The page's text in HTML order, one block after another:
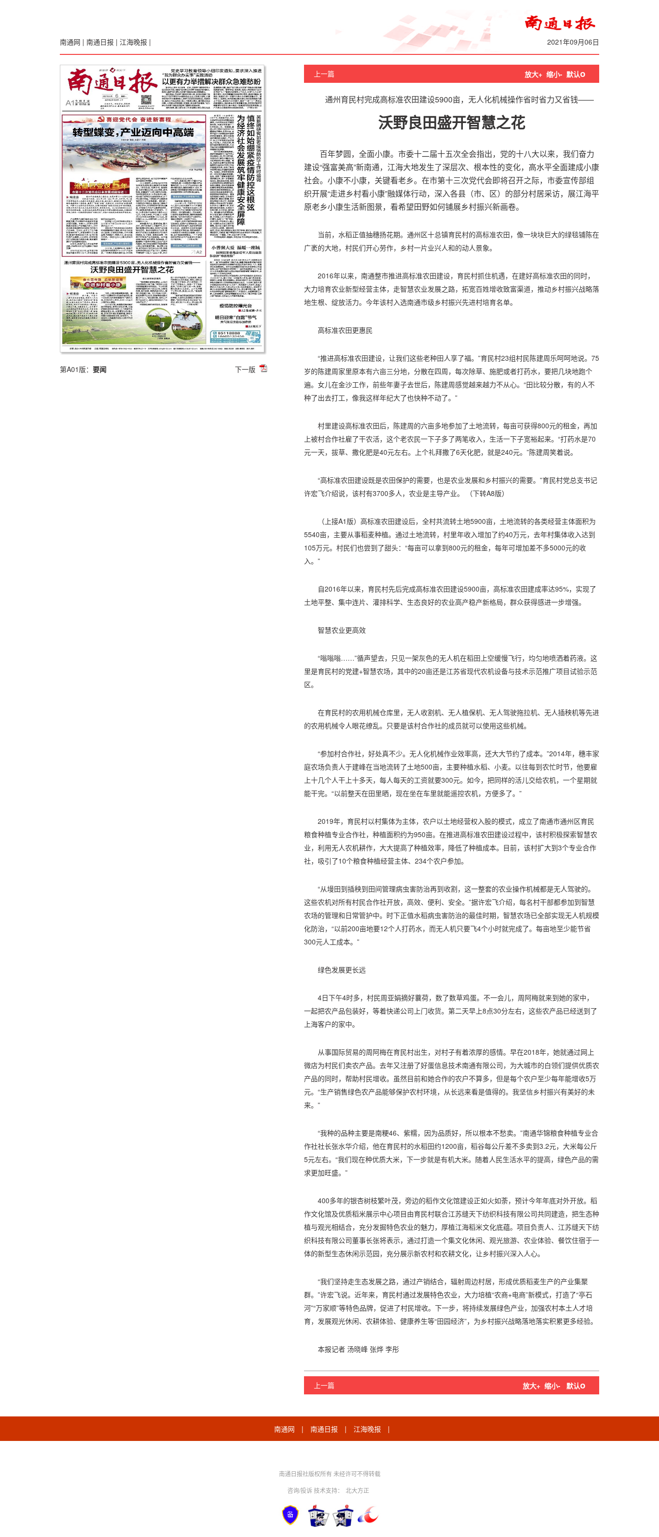
南通网 | 南通日报 | 江海晚报 | 2021年09月06日
第A01版： 要闻 下一版
上一篇 放大+ 缩小- 默认o
通州育民村完成高标准农田建设5900亩，无人化机械操作省时省力又省钱——
沃野良田盛开智慧之花
百年梦圆，全面小康。市委十二届十五次全会指出，党的十八大以来，我们奋力
建设“强富美高”新南通，江海大地发生了深层次、根本性的变化，高水平全面建成小康
社会。小康不小康，关键看老乡。在市第十三次党代会即将召开之际，市委宣传部组
织开展“走进乡村看小康”融媒体行动，深入各县（市、区）的部分村居采访，展江海平
原老乡小康生活新图景，看希望田野如何铺展乡村振兴新画卷。
当前，水稻正值抽穗扬花期。通州区十总镇育民村的高标准农田，像一块块巨大的绿毯铺陈在
广袤的大地，村民们开心劳作，乡村一片业兴人和的动人景象。
2016年以来，南通整市推进高标准农田建设，育民村抓住机遇，在建好高标准农田的同时，
大力培育农业新型经营主体，走智慧农业发展之路，拓宽百姓增收致富渠道，推动乡村振兴战略落
地生根、绽放活力。今年该村入选南通市级乡村振兴先进村培育名单。
高标准农田更惠民
“推进高标准农田建设，让我们这些老种田人享了福。”育民村23组村民陈建周乐呵呵地说。75
岁的陈建周家里原本有六亩三分地，分散在四周，每次除草、施肥或者打药水，要把几块地跑个
遍。女儿在金沙工作，前些年妻子去世后，陈建周感觉越来越力不从心。“田比较分散，有的人不
种了出去打工，像我这样年纪大了也快种不动了。”
村里建设高标准农田后，陈建周的六亩多地参加了土地流转，每亩可获得800元的租金，再加
上被村合作社雇了干农活，这个老农民一下子多了两笔收入，生活一下子宽裕起来。“打药水是70
元一天，拔草、撒化肥是40元左右。上个礼拜撒了6天化肥，就是240元。”陈建周笑着说。
“高标准农田建设既是农田保护的需要，也是农业发展和乡村振兴的需要。”育民村党总支书记
许宏飞介绍说，该村有3700多人，农业是主导产业。 （下转A8版）
（上接A1版）高标准农田建设后，全村共流转土地5900亩，土地流转的各类经营主体面积为
5540亩，主要从事稻麦种植。通过土地流转，村里年收入增加了约40万元，去年村集体收入达到
105万元。村民们也尝到了甜头：“每亩可以拿到800元的租金，每年可增加差不多5000元的收
入。”
自2016年以来，育民村先后完成高标准农田建设5900亩，高标准农田建成率达95%，实现了
土地平整、集中连片、灌排科学、生态良好的农业高产稳产新格局，群众获得感进一步增强。
智慧农业更高效
“嗡嗡嗡……”循声望去，只见一架灰色的无人机在稻田上空缓慢飞行，均匀地喷洒着药液。这
里是育民村的党建+智慧农场，其中的20亩还是江苏省现代农机设备与技术示范推广项目试验示范
区。
在育民村的农用机械仓库里，无人收割机、无人植保机、无人驾驶拖拉机、无人插秧机等先进
的农用机械令人眼花缭乱。只要是该村合作社的成员就可以使用这些机械。
“参加村合作社，好处真不少。无人化机械作业效率高，还大大节约了成本。”2014年，穗丰家
庭农场负责人于建峰在当地流转了土地500亩，主要种植水稻、小麦。以往每到农忙时节，他要雇
上十几个人干上十多天，每人每天的工资就要300元。如今，把同样的活儿交给农机，一个星期就
能干完。“以前整天在田里晒，现在坐在车里就能遥控农机，方便多了。”
2019年，育民村以村集体为主体，农户以土地经营权入股的模式，成立了南通市通州区育民
粮食种植专业合作社，种植面积约为950亩。在推进高标准农田建设过程中，该村积极探索智慧农
业，利用无人农机耕作，大大提高了种植效率，降低了种植成本。目前，该村扩大到3个专业合作
社，吸引了10个粮食种植经营主体、234个农户参加。
“从墁田到插秧到田间管理病虫害防治再到收割，这一整套的农业操作机械都是无人驾驶的。
这些农机对所有村民合作社开放，高效、便利、安全。”据许宏飞介绍，每名村干部都参加到智慧
农场的管理和日常管护中。时下正值水稻病虫害防治的最佳时期，智慧农场已全部实现无人机规模
化防治，“以前200亩地要12个人打药水，而无人机只要飞4个小时就完成了。每亩地至少能节省
300元人工成本。”
绿色发展更长远
4日下午4时多，村民周亚娟摘好蘘荷，数了数草鸡蛋。不一会儿，周阿梅就来到她的家中，
一起把农产品包装好，等着快递公司上门收货。第二天早上8点30分左右，这些农产品已经送到了
上海客户的家中。
从事国际贸易的周阿梅在育民村出生，对村子有着浓厚的感情。早在2018年，她就通过网上
微店为村民们卖农产品。去年又注册了好蛋信息技术南通有限公司，为大城市的白领们提供优质农
产品的同时，帮助村民增收。虽然目前和她合作的农户不算多，但是每个农户至少每年能增收5万
元。“生产销售绿色农产品能够保护农村环境，从长远来看是值得的。我坚信乡村振兴有美好的未
来。”
“我种的品种主要是南粳46、紫糯，因为品质好，所以根本不愁卖。”南通华锦粮食种植专业合
作社社长张水华介绍，他在育民村的水稻田约1200亩，稻谷每公斤差不多卖到3.2元，大米每公斤
5元左右。“我们现在种优质大米，下一步就是有机大米。随着人民生活水平的提高，绿色产品的需
求更加旺盛。”
400多年的银杏树枝繁叶茂，旁边的稻作文化馆建设正如火如荼，预计今年年底对外开放。稻
作文化馆及优质稻米展示中心项目由育民村联合江苏缝天下纺织科技有限公司共同建造，把生态种
植与观光相结合，充分发掘特色农业的魅力，厚植江海稻米文化底蕴。项目负责人、江苏缝天下纺
织科技有限公司董事长张将表示，通过打造一个集文化休闲、观光旅游、农业体验、餐饮住宿于一
体的新型生态休闲示范园，充分展示新农村和农耕文化，让乡村振兴深入人心。
“我们坚持走生态发展之路，通过产销结合，辐射周边村居，形成优质稻麦生产的产业集聚
群。”许宏飞说。近年来，育民村通过发展特色农业，大力培植“农商+电商”新模式，打造了“亭石
河”“万家顺”等特色品牌，促进了村民增收。下一步，将持续发展绿色产业，加强农村本土人才培
育，发展观光休闲、农耕体验、健康养生等“田园经济”，为乡村振兴战略落地落实积累更多经验。
本报记者 汤晓峰 张烨 李彤
上一篇 放大+ 缩小- 默认o
南通网 | 南通日报 | 江海晚报 |
南通日报社版权所有 未经许可不得转载
咨询/投诉 技术支持：
北大方正